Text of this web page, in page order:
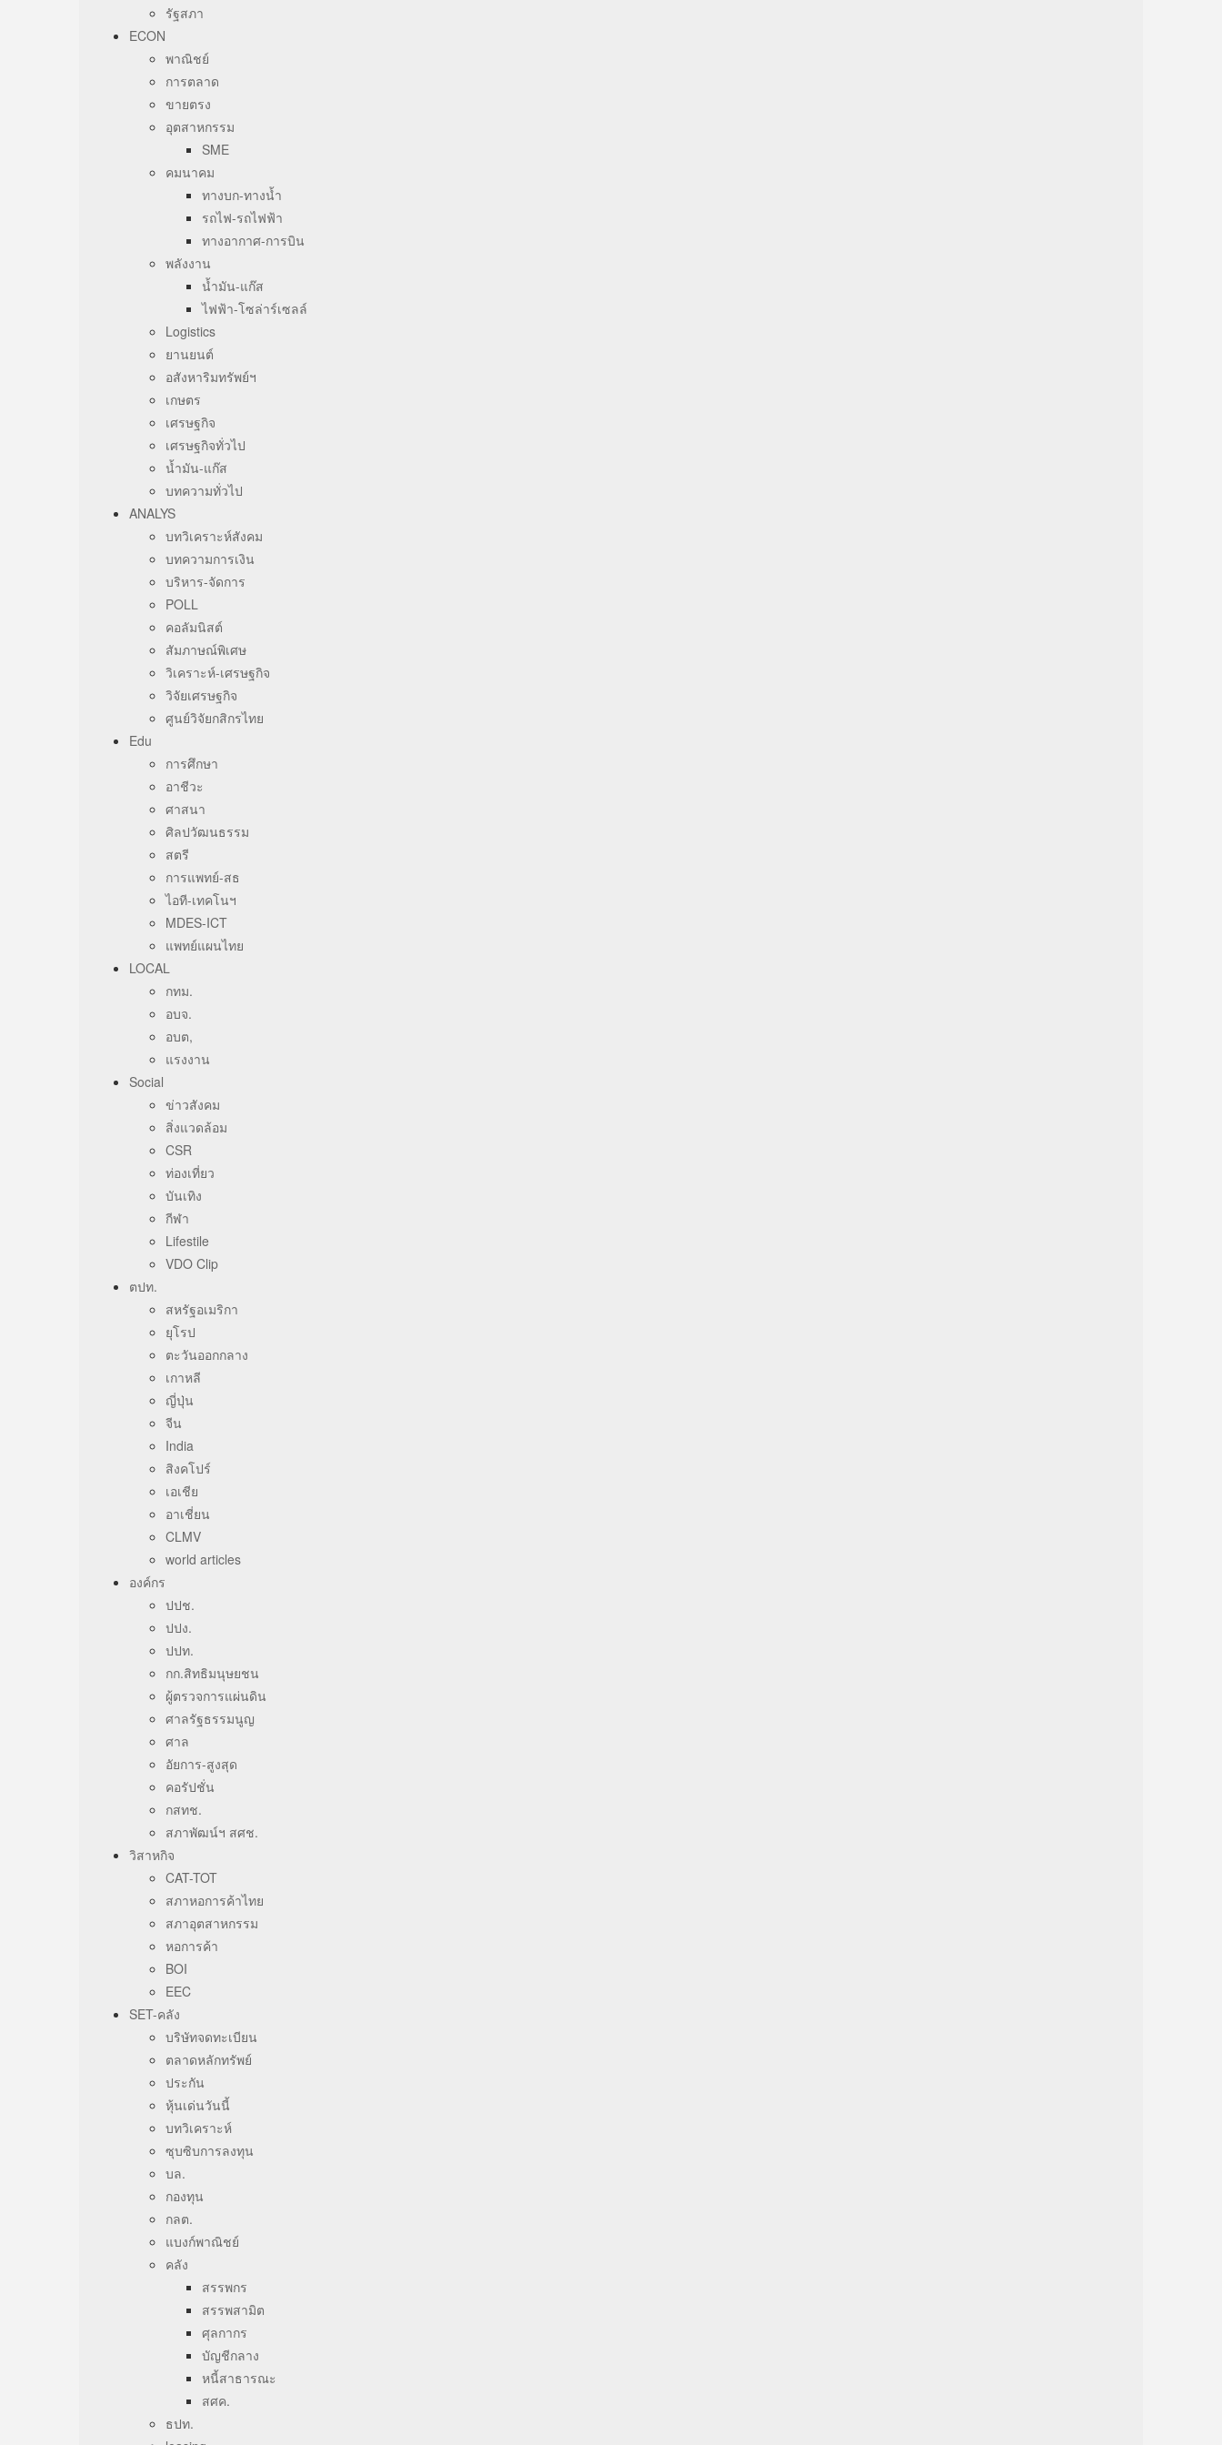
รัฐสภา
ECON
พาณิชย์
การตลาด
ขายตรง
อุตสาหกรรม
SME
คมนาคม
ทางบก-ทางน้ำ
รถไฟ-รถไฟฟ้า
ทางอากาศ-การบิน
พลังงาน
น้ำมัน-แก๊ส
ไฟฟ้า-โซล่าร์เซลล์
Logistics
ยานยนต์
อสังหาริมทรัพย์ฯ
เกษตร
เศรษฐกิจ
เศรษฐกิจทั่วไป
น้ำมัน-แก๊ส
บทความทั่วไป
ANALYS
บทวิเคราะห์สังคม
บทความการเงิน
บริหาร-จัดการ
POLL
คอลัมนิสต์
สัมภาษณ์พิเศษ
วิเคราะห์-เศรษฐกิจ
วิจัยเศรษฐกิจ
ศูนย์วิจัยกสิกรไทย
Edu
การศึกษา
อาชีวะ
ศาสนา
ศิลปวัฒนธรรม
สตรี
การแพทย์-สธ
ไอที-เทคโนฯ
MDES-ICT
แพทย์แผนไทย
LOCAL
กทม.
อบจ.
อบต,
แรงงาน
Social
ข่าวสังคม
สิ่งแวดล้อม
CSR
ท่องเที่ยว
บันเทิง
กีฬา
Lifestile
VDO Clip
ตปท.
สหรัฐอเมริกา
ยุโรป
ตะวันออกกลาง
เกาหลี
ญี่ปุ่น
จีน
India
สิงคโปร์
เอเชีย
อาเชี่ยน
CLMV
world articles
องค์กร
ปปช.
ปปง.
ปปท.
กก.สิทธิมนุษยชน
ผู้ตรวจการแผ่นดิน
ศาลรัฐธรรมนูญ
ศาล
อัยการ-สูงสุด
คอรัปชั่น
กสทช.
สภาพัฒน์ฯ สศช.
วิสาหกิจ
CAT-TOT
สภาหอการค้าไทย
สภาอุตสาหกรรม
หอการค้า
BOI
EEC
SET-คลัง
บริษัทจดทะเบียน
ตลาดหลักทรัพย์
ประกัน
หุ้นเด่นวันนี้
บทวิเคราะห์
ซุบซิบการลงทุน
บล.
กองทุน
กลต.
แบงก์พาณิชย์
คลัง
สรรพกร
สรรพสามิต
ศุลกากร
บัญชีกลาง
หนี้สาธารณะ
สศค.
ธปท.